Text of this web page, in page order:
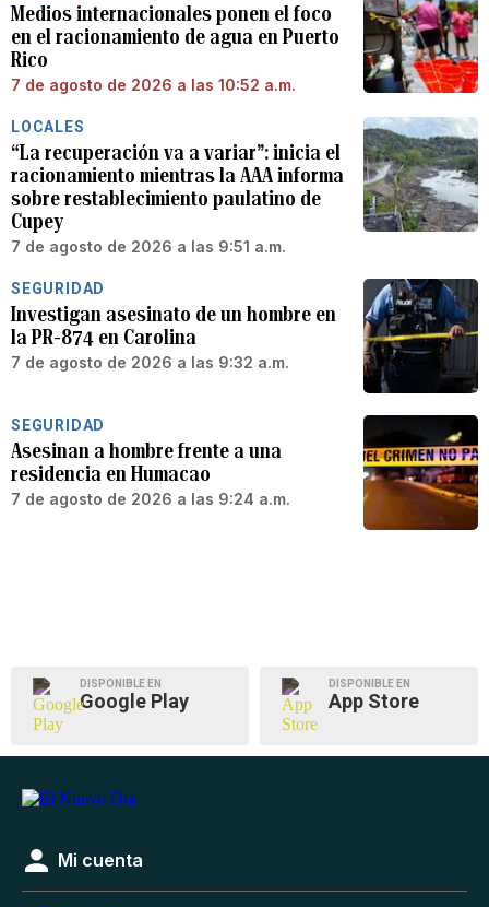
Medios internacionales ponen el foco
en el racionamiento de agua en Puerto
Rico
7 de agosto de 2026 a las 10:52 a.m.
LOCALES
“La recuperación va a variar”: inicia el
racionamiento mientras la AAA informa
sobre restablecimiento paulatino de
Cupey
7 de agosto de 2026 a las 9:51 a.m.
SEGURIDAD
Investigan asesinato de un hombre en
la PR-874 en Carolina
7 de agosto de 2026 a las 9:32 a.m.
SEGURIDAD
Asesinan a hombre frente a una
residencia en Humacao
7 de agosto de 2026 a las 9:24 a.m.
DISPONIBLE EN
Google Play
DISPONIBLE EN
App Store
Mi cuenta